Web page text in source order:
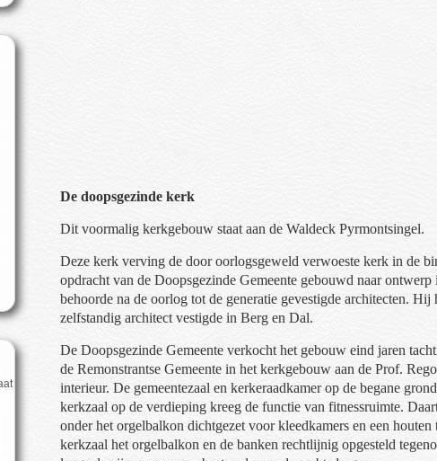
De doopsgezinde kerk
Dit voormalig kerkgebouw staat aan de Waldeck Pyrmontsingel.
Deze kerk verving de door oorlogsgeweld verwoeste kerk in de
opdracht van de Doopsgezinde Gemeente gebouwd naar
behoorde na de oorlog tot de generatie gevestigde architecten.
zelfstandig architect vestigde in Berg en Dal.
De Doopsgezinde Gemeente verkocht het gebouw eind jaren
de Remonstrantse Gemeente in het kerkgebouw aan de Prof.
interieur. De gemeentezaal en kerkeraadkamer op de begane
kerkzaal op de verdieping kreeg de functie van fitnessruimte.
onder het orgelbalkon dichtgezet voor kleedkamers en een
kerkzaal het orgelbalkon en de banken rechtlijnig opgesteld